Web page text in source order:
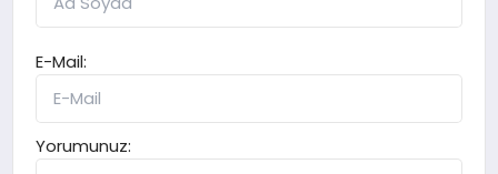
E-Mail:
Yorumunuz: